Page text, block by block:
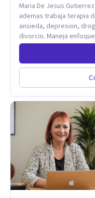
Maria De Jesus Gutierrez Psicologa Clinica y Sexologa,
ademas trabaja terapia
ansieda, depresion, drogadiccio,
divorcio. Maneja
de experiencia,
diferntes areas de la